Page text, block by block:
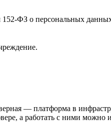
152-ФЗ о персональных
— платформа в
а работать с ними можно